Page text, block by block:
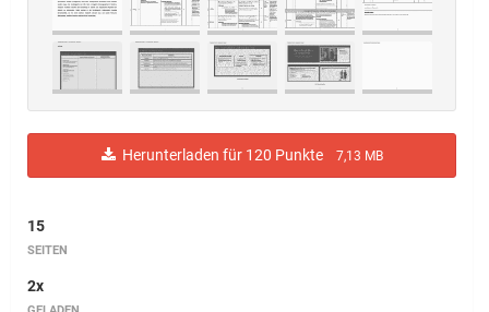
Herunterladen für 120 Punkte 7,13 MB
15
SEITEN
2x